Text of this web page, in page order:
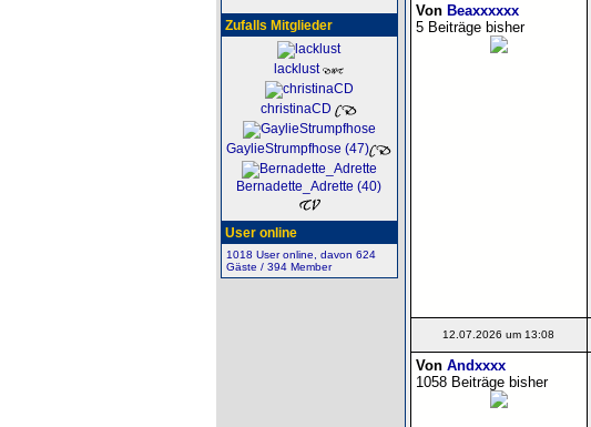
Zufalls Mitglieder
lacklust
christinaCD
GaylieStrumpfhose (47)
Bernadette_Adrette (40)
User online
1018 User online, davon 624
Gäste / 394 Member
Von Beaxxxxxx
5 Beiträge bisher
12.07.2026 um 13:08
Von Andxxxx
1058 Beiträge bisher